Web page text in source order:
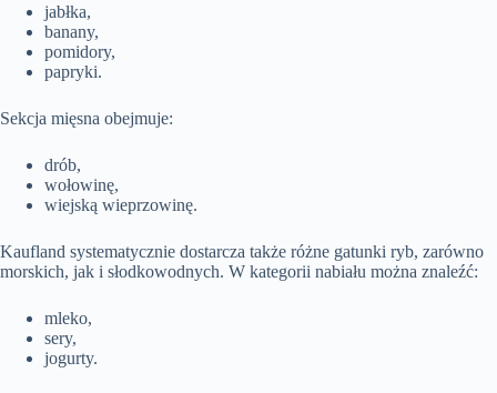
jabłka,
banany,
pomidory,
papryki.
Sekcja mięsna obejmuje:
drób,
wołowinę,
wiejską wieprzowinę.
Kaufland systematycznie dostarcza także różne gatunki ryb, zarówno
morskich, jak i słodkowodnych. W kategorii nabiału można znaleźć:
mleko,
sery,
jogurty.